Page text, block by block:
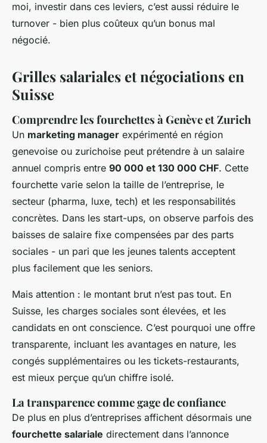
moi, investir dans ces leviers, c’est aussi réduire le
turnover - bien plus coûteux qu’un bonus mal
négocié.
Grilles salariales et négociations en
Suisse
Comprendre les fourchettes à Genève et Zurich
Un marketing manager expérimenté en région
genevoise ou zurichoise peut prétendre à un salaire
annuel compris entre 90 000 et 130 000 CHF. Cette
fourchette varie selon la taille de l’entreprise, le
secteur (pharma, luxe, tech) et les responsabilités
concrètes. Dans les start-ups, on observe parfois des
baisses de salaire fixe compensées par des parts
sociales - un pari que les jeunes talents acceptent
plus facilement que les seniors.
Mais attention : le montant brut n’est pas tout. En
Suisse, les charges sociales sont élevées, et les
candidats en ont conscience. C’est pourquoi une offre
transparente, incluant les avantages en nature, les
congés supplémentaires ou les tickets-restaurants,
est mieux perçue qu’un chiffre isolé.
La transparence comme gage de confiance
De plus en plus d’entreprises affichent désormais une
fourchette salariale directement dans l’annonce